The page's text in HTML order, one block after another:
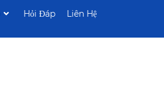
Hỏi Đáp Liên Hệ